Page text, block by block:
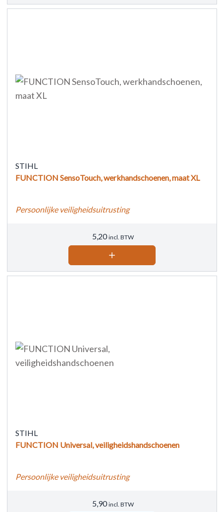
STIHL
FUNCTION SensoTouch, werkhandschoenen, maat XL
Persoonlijke veiligheidsuitrusting
5,20 incl. BTW
STIHL
FUNCTION Universal, veiligheidshandschoenen
Persoonlijke veiligheidsuitrusting
5,90 incl. BTW